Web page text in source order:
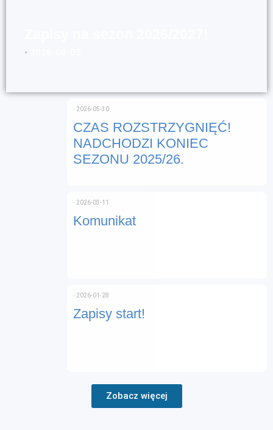
⋅
CZAS ROZSTRZYGNIĘĆ!
NADCHODZI KONIEC
SEZONU 2025/26.
⋅ 2026-05-30
Komunikat
⋅ 2026-03-11
Zapisy start!
⋅ 2026-01-28
Zobacz więcej